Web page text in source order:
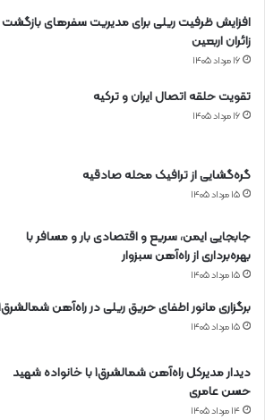
افزایش ظرفیت ریلی برای مدیریت سفرهای بازگشت
زائران اربعین
۱۶ مرداد ۱۴۰۵
تقویت حلقه اتصال ایران و ترکیه
۱۶ مرداد ۱۴۰۵
گره‌گشایی از ترافیک محله صادقیه
۱۵ مرداد ۱۴۰۵
جابجایی ایمن، سریع و اقتصادی بار و مسافر با
بهره‌برداری از راه‌آهن سبزوار
۱۵ مرداد ۱۴۰۵
برگزاری مانور اطفای حریق ریلی در راه‌آهن شمالشرق۱
۱۵ مرداد ۱۴۰۵
دیدار مدیرکل راه‌آهن شمالشرق۱ با خانواده شهید
حسن عامری
۱۴ مرداد ۱۴۰۵